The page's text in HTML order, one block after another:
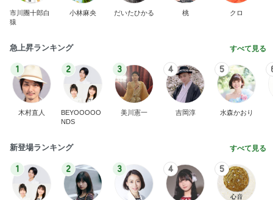
市川團十郎白
猿
小林麻央 だいたひかる 桃 クロ
急上昇ランキング すべて見る
1
木村直人
2
BEYOOOOO
NDS
3
美川憲一
4
吉岡淳
5
水森かおり
新登場ランキング すべて見る
1 2 3 4 5